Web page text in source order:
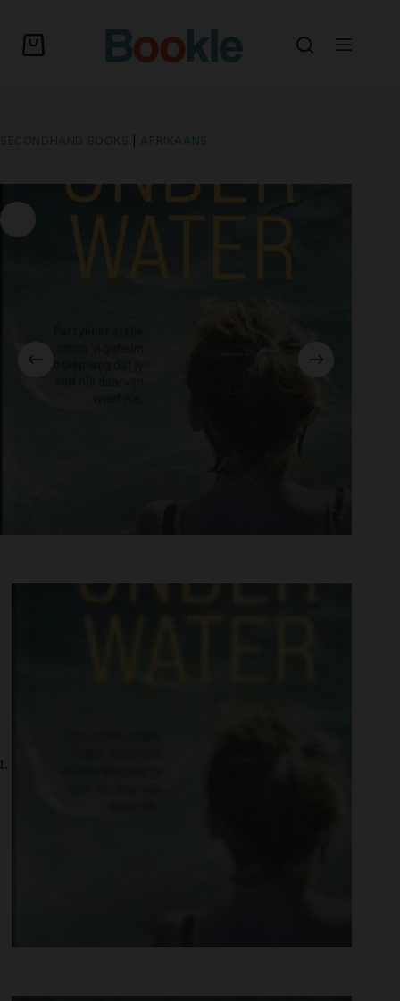
SECONDHAND BOOKS AFRIKAANS